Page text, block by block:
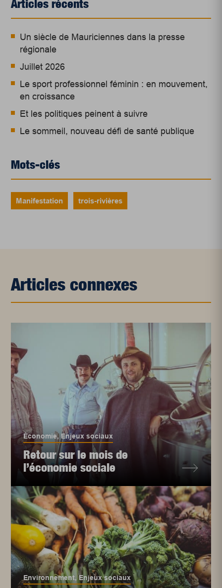
Articles récents
Un siècle de Mauriciennes dans la presse
régionale
Juillet 2026
Le sport professionnel féminin : en mouvement,
en croissance
Et les politiques peinent à suivre
Le sommeil, nouveau défi de santé publique
Mots-clés
Manifestation trois-rivières
Articles connexes
Économie,Enjeux sociaux
Retour sur le mois de
l’économie sociale
Environnement,Enjeux sociaux